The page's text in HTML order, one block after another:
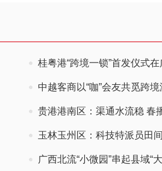
桂粤港“跨境一锁”首发仪式
中越客商以“咖”会友共觅跨
贵港港南区：渠通水流稳 春
玉林玉州区：科技特派员田
广西北流“小微园”串起县域“